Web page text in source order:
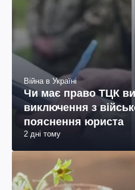
Війна в Україні
Чи має право ТЦК
виключення з
пояснення юриста
2 дні тому